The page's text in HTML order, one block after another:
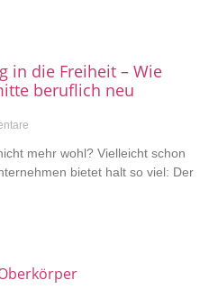
in die Freiheit – Wie
beruflich neu
mehr wohl? Vielleicht schon
bietet halt so viel: Der